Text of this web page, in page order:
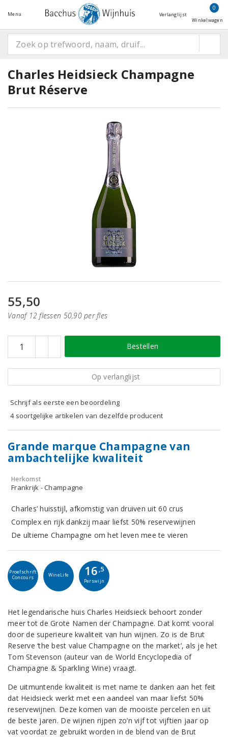
Menu Verlanglijst
0
Winkelwagen
Charles Heidsieck Champagne
Brut Réserve
55,50
Vanaf 12 flessen 50,90 per fles
Bestellen
Op verlanglijst
Schrijf als eerste een beoordeling
4 soortgelijke artikelen van dezelfde producent
Grande marque Champagne van
ambachtelijke kwaliteit
Herkomst
Frankrijk - Champagne
Charles’ huisstijl, afkomstig van druiven uit 60 crus
Complex en rijk dankzij maar liefst 50% reservewijnen
De ultieme Champagne om het leven mee te vieren
Proefschrift
Concours
WineLife 16 ,5
Perswijn
Het legendarische huis Charles Heidsieck behoort zonder
meer tot de Grote Namen der Champagne. Dat komt vooral
door de superieure kwaliteit van hun wijnen. Zo is de Brut
Reserve ‘the best value Champagne on the market’, als je het
Tom Stevenson (auteur van de World Encyclopedia of
Champagne & Sparkling Wine) vraagt.
De uitmuntende kwaliteit is met name te danken aan het feit
dat Heidsieck werkt met een aandeel van maar liefst 50%
reservewijnen. Deze komen van de mooiste percelen en uit
de beste jaren. De wijnen rijpen zo’n vijf tot vijftien jaar op
vat voordat ze gebruikt worden in de blend van de Brut